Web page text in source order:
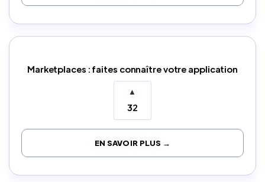
Marketplaces : faites connaître votre application
▲
32
EN SAVOIR PLUS →